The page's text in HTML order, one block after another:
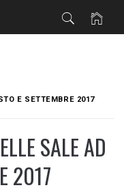
E SETTEMBRE 2017
SALE AD
2017